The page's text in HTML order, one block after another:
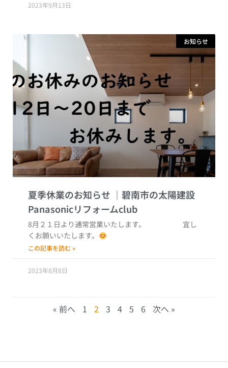
2023年9月13日
お知らせ
夏季休業のお知らせ
8月２１日より通常営業いたします。 宜し
くお願いいたします。
この記事を読む »
2023年8月8日
« 前へ 1 2 3 4 5 6 次へ »